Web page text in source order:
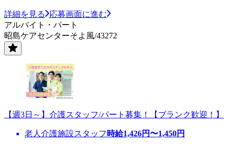
詳細を見る
応募画面に進む
アルバイト・パート
昭島ケアセンターそよ風/43272
【週3日～】介護スタッフ/パート募集！【ブランク歓迎！】
老人介護施設スタッフ 時給1,426円〜1,450円